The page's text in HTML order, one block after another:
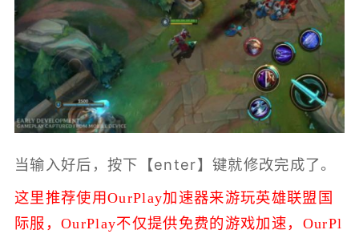
当输入好后，按下【enter】键就修改完成了。
这里推荐使用OurPlay加速器来游玩英雄联盟国
际服， OurPlay不仅提供免费的游戏加速， OurPl